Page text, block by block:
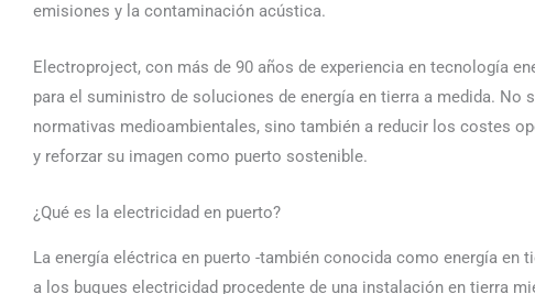
emisiones y la contaminación acústica.
Electroproject, con más de 90 años de experiencia en tecnología
para el suministro de soluciones de energía en tierra a medida.
normativas medioambientales, sino también a reducir los costes
y reforzar su imagen como puerto sostenible.
¿Qué es la electricidad en puerto?
La energía eléctrica en puerto -también conocida como energía
a los buques electricidad procedente de una instalación en tierra